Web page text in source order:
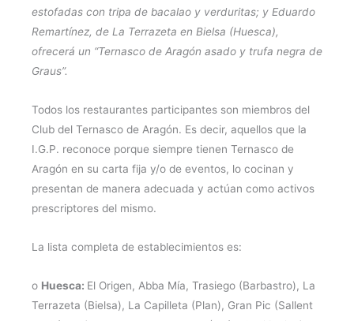
estofadas con tripa de bacalao y verduritas; y Eduardo
Remartínez, de La Terrazeta en Bielsa (Huesca),
ofrecerá un “Ternasco de Aragón asado y trufa negra de
Graus”.
Todos los restaurantes participantes son miembros del
Club del Ternasco de Aragón. Es decir, aquellos que la
I.G.P. reconoce porque siempre tienen Ternasco de
Aragón en su carta fija y/o de eventos, lo cocinan y
presentan de manera adecuada y actúan como activos
prescriptores del mismo.
La lista completa de establecimientos es:
o Huesca: El Origen, Abba Mía, Trasiego (Barbastro), La
Terrazeta (Bielsa), La Capilleta (Plan), Gran Pic (Sallent